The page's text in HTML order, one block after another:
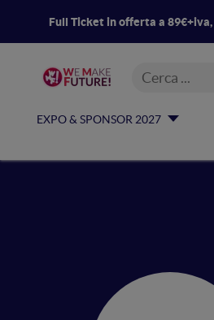
Full Ticket in offerta a 89€+iva,
EXPO & SPONSOR 2027